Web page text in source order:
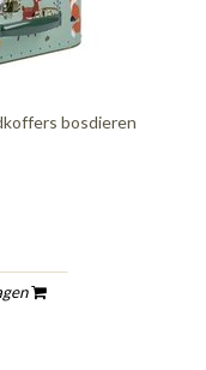
bosdieren